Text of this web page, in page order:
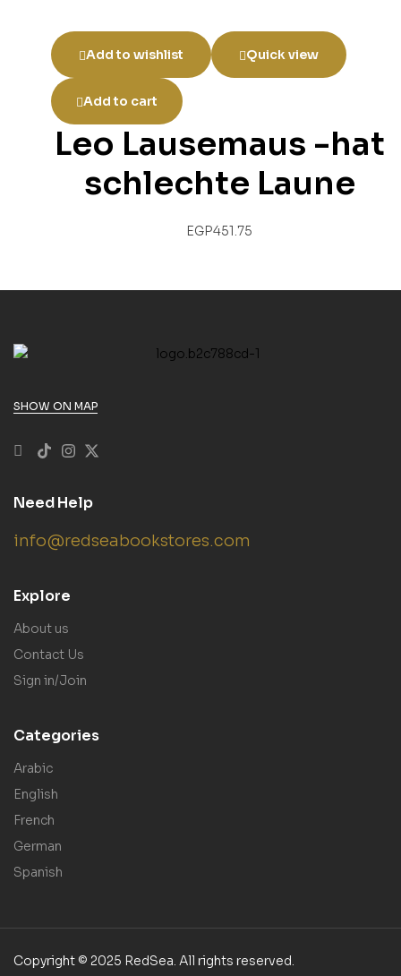
Add to wishlist Quick view
Add to cart
Leo Lausemaus -hat
schlechte Laune
EGP451.75
SHOW ON MAP
Need Help
info@redseabookstores.com
Explore
About us
Contact Us
Sign in/Join
Categories
Arabic
English
French
German
Spanish
Copyright © 2025 RedSea. All rights reserved.